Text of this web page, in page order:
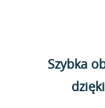
Szybka